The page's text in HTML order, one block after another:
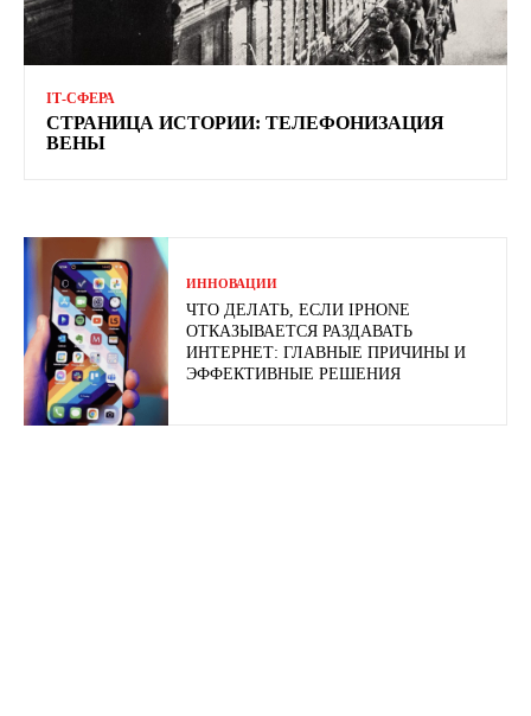
ІТ-СФЕРА
СТРАНИЦА ИСТОРИИ: ТЕЛЕФОНИЗАЦИЯ
ВЕНЫ
ИННОВАЦИИ
ЧТО ДЕЛАТЬ, ЕСЛИ IPHONE
ОТКАЗЫВАЕТСЯ РАЗДАВАТЬ
ИНТЕРНЕТ: ГЛАВНЫЕ ПРИЧИНЫ И
ЭФФЕКТИВНЫЕ РЕШЕНИЯ